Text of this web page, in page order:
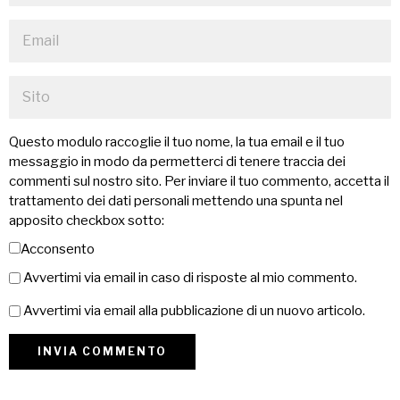
Questo modulo raccoglie il tuo nome, la tua email e il tuo
messaggio in modo da permetterci di tenere traccia dei
commenti sul nostro sito. Per inviare il tuo commento, accetta il
trattamento dei dati personali mettendo una spunta nel
apposito checkbox sotto:
Acconsento
Avvertimi via email in caso di risposte al mio commento.
Avvertimi via email alla pubblicazione di un nuovo articolo.